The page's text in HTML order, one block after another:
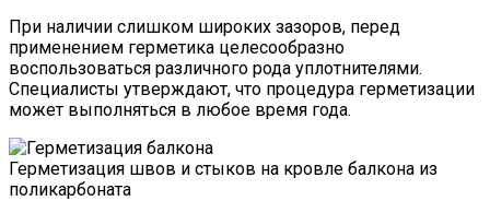
При наличии слишком широких зазоров, перед
применением герметика целесообразно
воспользоваться различного рода уплотнителями.
Специалисты утверждают, что процедура герметизации
может выполняться в любое время года.
Герметизация швов и стыков на кровле балкона из
поликарбоната